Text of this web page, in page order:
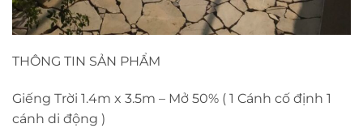
THÔNG TIN SẢN PHẨM
Giếng Trời 1.4m x 3.5m – Mở 50% ( 1 Cánh cố định 1
cánh di động )